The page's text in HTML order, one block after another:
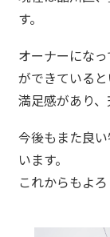
す。
オーナーにな
ができていると
満足感があり、
今後もまた良
います。
これからもよ